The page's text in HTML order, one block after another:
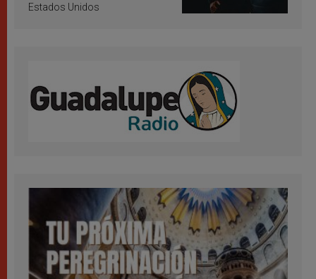
Estados Unidos